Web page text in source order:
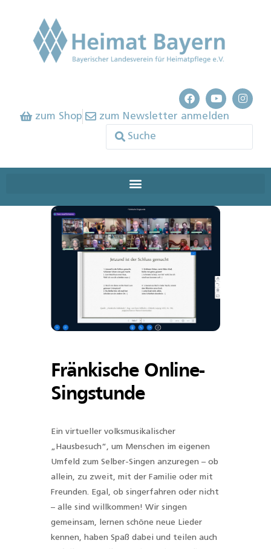
zum Shop zum Newsletter anmelden
Fränkische Online-
Singstunde
Ein virtueller volksmusikalischer
„Hausbesuch“, um Menschen im eigenen
Umfeld zum Selber-Singen anzuregen – ob
allein, zu zweit, mit der Familie oder mit
Freunden. Egal, ob singerfahren oder nicht
– alle sind willkommen! Wir singen
gemeinsam, lernen schöne neue Lieder
kennen, haben Spaß dabei und teilen auch